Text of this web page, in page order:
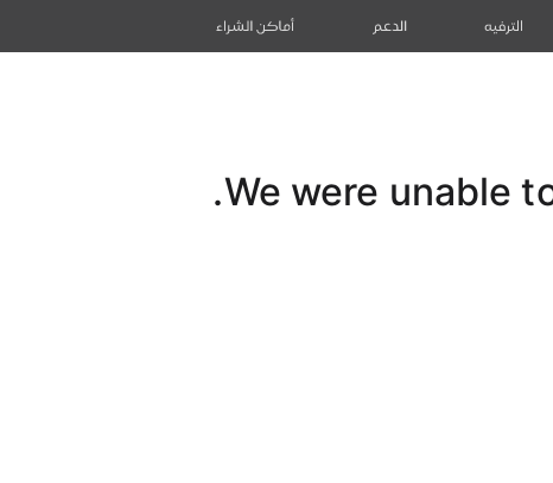
الترفيه الدعم أماكن الشراء
We were unable